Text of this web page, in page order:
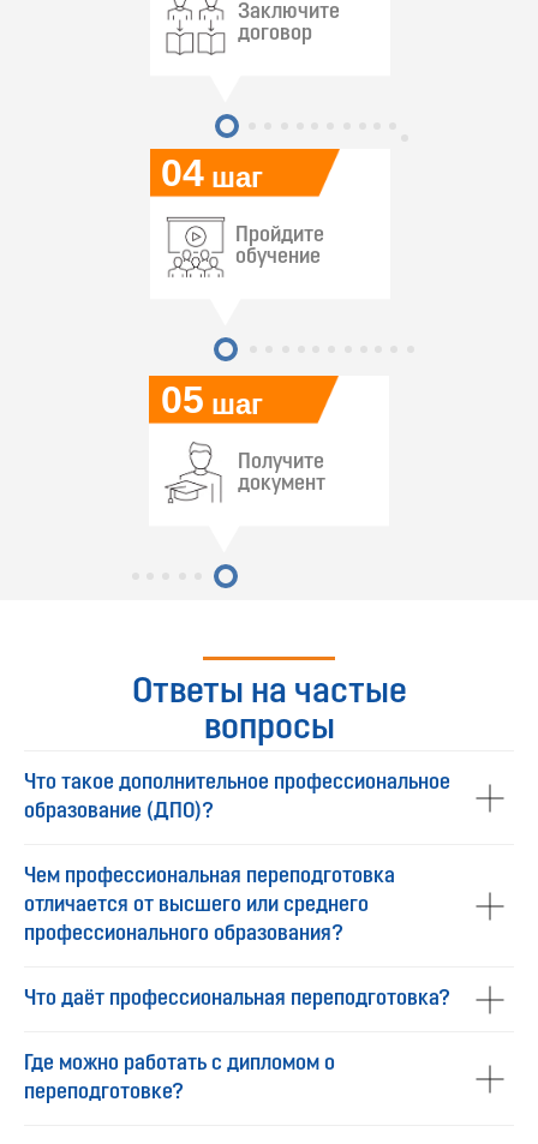
05
04 шаг
шаг
Заключите
договор
Пройдите
обучение
Получите
документ
Ответы на частые
вопросы
Что такое дополнительное профессиональное
образование (ДПО)?
Чем профессиональная переподготовка
отличается от высшего или среднего
профессионального образования?
Что даёт профессиональная переподготовка?
Где можно работать с дипломом о
переподготовке?